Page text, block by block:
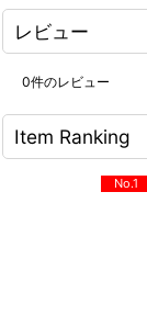
レビュー
0件のレビュー
Item Ranking
No.1